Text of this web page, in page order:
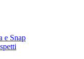
e Snap